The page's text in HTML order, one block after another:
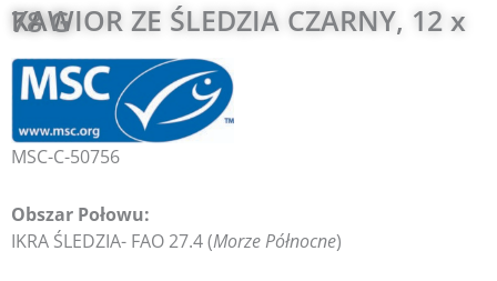
KAWIOR ZE ŚLEDZIA CZARNY, 12 x 78 G
MSC-C-50756
Obszar Połowu:
IKRA ŚLEDZIA- FAO 27.4 (Morze Północne)